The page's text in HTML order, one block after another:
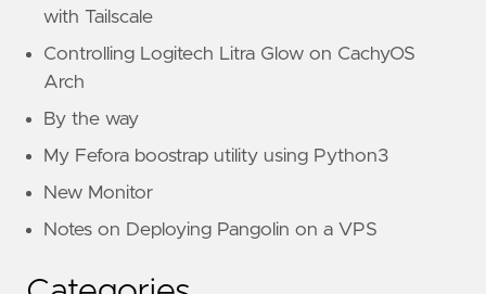
with Tailscale
Controlling Logitech Litra Glow on CachyOS
Arch
By the way
My Fefora boostrap utility using Python3
New Monitor
Notes on Deploying Pangolin on a VPS